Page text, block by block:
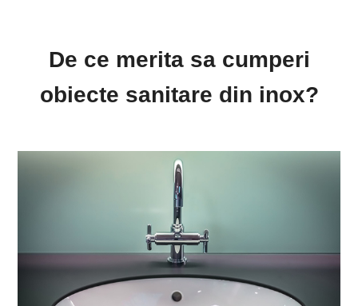
De ce merita sa cumperi
obiecte sanitare din inox?